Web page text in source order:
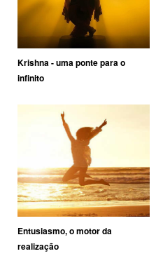
Krishna - uma ponte para o
infinito
Entusiasmo, o motor da
realização